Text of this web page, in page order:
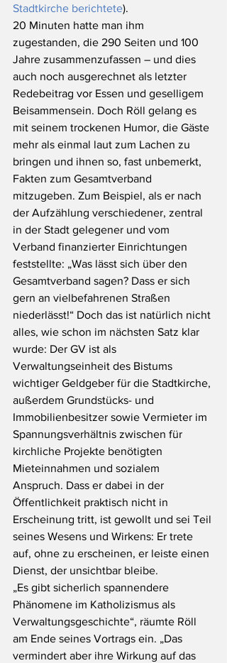
Stadtkirche berichtete).
20 Minuten hatte man ihm
zugestanden, die 290 Seiten und 100
Jahre zusammenzufassen – und dies
auch noch ausgerechnet als letzter
Redebeitrag vor Essen und geselligem
Beisammensein. Doch Röll gelang es
mit seinem trockenen Humor, die Gäste
mehr als einmal laut zum Lachen zu
bringen und ihnen so, fast unbemerkt,
Fakten zum Gesamtverband
mitzugeben. Zum Beispiel, als er nach
der Aufzählung verschiedener, zentral
in der Stadt gelegener und vom
Verband finanzierter Einrichtungen
feststellte: „Was lässt sich über den
Gesamtverband sagen? Dass er sich
gern an vielbefahrenen Straßen
niederlässt!“ Doch das ist natürlich nicht
alles, wie schon im nächsten Satz klar
wurde: Der GV ist als
Verwaltungseinheit des Bistums
wichtiger Geldgeber für die Stadtkirche,
außerdem Grundstücks- und
Immobilienbesitzer sowie Vermieter im
Spannungsverhältnis zwischen für
kirchliche Projekte benötigten
Mieteinnahmen und sozialem
Anspruch. Dass er dabei in der
Öffentlichkeit praktisch nicht in
Erscheinung tritt, ist gewollt und sei Teil
seines Wesens und Wirkens: Er trete
auf, ohne zu erscheinen, er leiste einen
Dienst, der unsichtbar bleibe.
„Es gibt sicherlich spannendere
Phänomene im Katholizismus als
Verwaltungsgeschichte“, räumte Röll
am Ende seines Vortrags ein. „Das
vermindert aber ihre Wirkung auf das